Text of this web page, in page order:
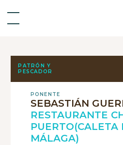
PATRÓN Y
PESCADOR
PONENTE
SEBASTIÁN
RESTAURANTE
PUERTO(CALETA
MÁLAGA)